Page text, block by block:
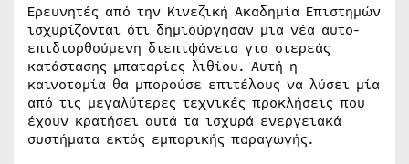
Ερευνητές από την Κινεζική Ακαδημία Επιστημών
ισχυρίζονται ότι δημιούργησαν μια νέα αυτο-
επιδιορθούμενη διεπιφάνεια για στερεάς
κατάστασης μπαταρίες λιθίου. Αυτή η
καινοτομία θα μπορούσε επιτέλους να λύσει μία
από τις μεγαλύτερες τεχνικές προκλήσεις που
έχουν κρατήσει αυτά τα ισχυρά ενεργειακά
συστήματα εκτός εμπορικής παραγωγής.